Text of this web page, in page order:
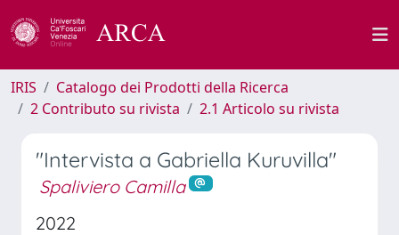
IRIS
Catalogo dei Prodotti della Ricerca
2 Contributo su rivista
2.1 Articolo su rivista
"Intervista a Gabriella Kuruvilla"
Spaliviero Camilla
2022